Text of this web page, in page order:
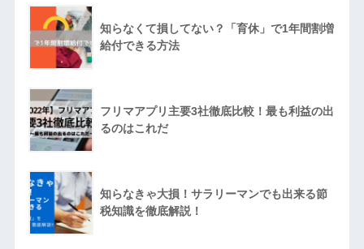
知らなくて損してない？「育休」で1年間割増
給付できる方法
フリマアプリ主要3社徹底比較！最も利益の出
るのはこれだ
知らなきゃ大損！サラリーマンでも出来る節
税知識を徹底解説！